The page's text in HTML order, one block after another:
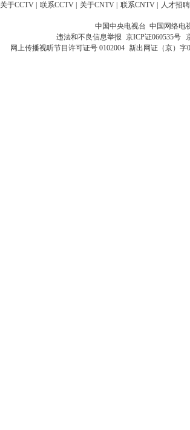
关于CCTV 联系CCTV 关于CNTV 联系CNTV 人才招聘
中国中央电视台 中国网络电
违法和不良信息举报 京ICP证060535号
网上传播视听节目许可证号 0102004 新出网证（京）